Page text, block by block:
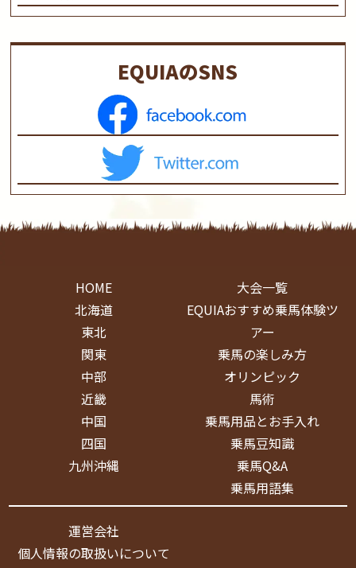
EQUIAのSNS
HOME
北海道
東北
関東
中部
近畿
中国
四国
九州沖縄
大会一覧
EQUIAおすすめ乗馬体験ツ
アー
乗馬の楽しみ方
オリンピック
馬術
乗馬用品とお手入れ
乗馬豆知識
乗馬Q&A
乗馬用語集
運営会社
個人情報の取扱いについて